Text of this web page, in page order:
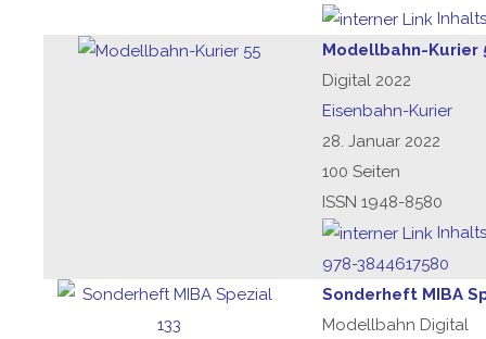
Modellbahn-Kurier
Digital 2022
Eisenbahn-Kurier
28. Januar 2022
100 Seiten
ISSN 1948-8580
978-3844617580
Sonderheft MIBA
Modellbahn Digital